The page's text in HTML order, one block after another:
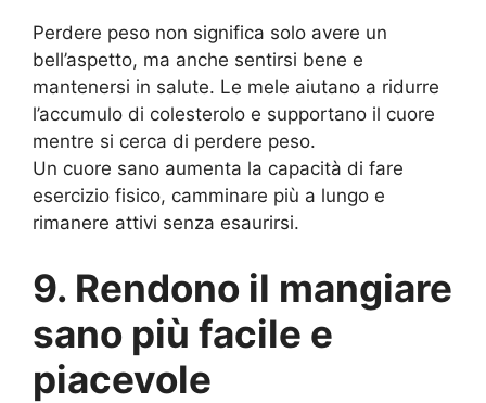
Perdere peso non significa solo avere un
bell’aspetto, ma anche sentirsi bene e
mantenersi in salute. Le mele aiutano a ridurre
l’accumulo di colesterolo e supportano il cuore
mentre si cerca di perdere peso.
Un cuore sano aumenta la capacità di fare
esercizio fisico, camminare più a lungo e
rimanere attivi senza esaurirsi.
9. Rendono il mangiare
sano più facile e
piacevole